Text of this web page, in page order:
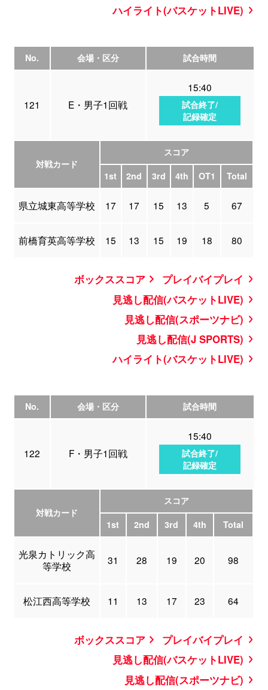
ハイライト(バスケットLIVE)
No. 会場・区分 試合時間
121 E・男子1回戦
15:40
試合終了/
記録確定
対戦カード
スコア
1st
2nd 3rd 4th OT1 Total
県立城東高等学校 17 17 15 13 5 67
前橋育英高等学校 15 13 15 19 18 80
ボックススコア
プレイバイプレイ
見逃し配信(バスケットLIVE)
見逃し配信(スポーツナビ)
見逃し配信(J SPORTS)
ハイライト(バスケットLIVE)
No. 会場・区分 試合時間
122 F・男子1回戦
15:40
試合終了/
記録確定
対戦カード
スコア
1st
2nd 3rd 4th Total
光泉カトリック高
等学校
31 28 19 20 98
松江西高等学校 11 13 17 23 64
ボックススコア
プレイバイプレイ
見逃し配信(バスケットLIVE)
見逃し配信(スポーツナビ)